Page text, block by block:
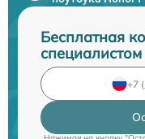
Бесплатная
специалистом